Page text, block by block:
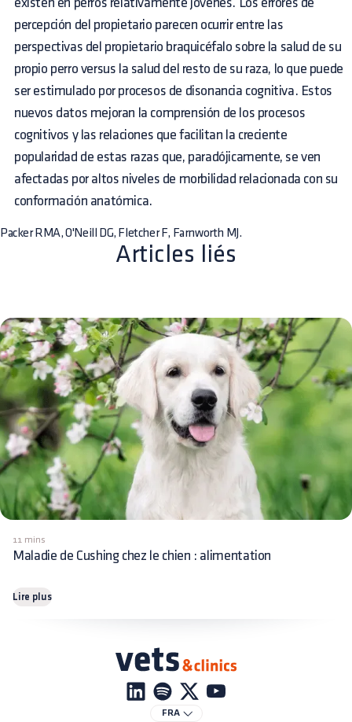
existen en perros relativamente jóvenes. Los errores de
percepción del propietario parecen ocurrir entre las
perspectivas del propietario braquicéfalo sobre la salud de su
propio perro versus la salud del resto de su raza, lo que puede
ser estimulado por procesos de disonancia cognitiva. Estos
nuevos datos mejoran la comprensión de los procesos
cognitivos y las relaciones que facilitan la creciente
popularidad de estas razas que, paradójicamente, se ven
afectadas por altos niveles de morbilidad relacionada con su
conformación anatómica.
Packer RMA, O'Neill DG, Fletcher F, Farnworth MJ.
Articles liés
11 mins
Maladie de Cushing chez le chien : alimentation
Lire plus
FRA